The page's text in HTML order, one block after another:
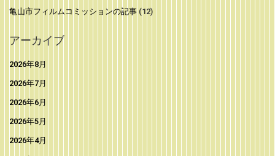
亀山市フィルムコミッションの記事 (12)
アーカイブ
2026年8月
2026年7月
2026年6月
2026年5月
2026年4月